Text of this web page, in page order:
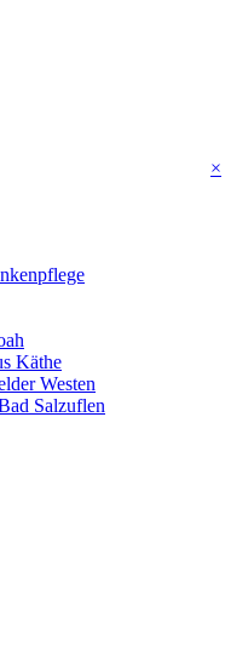
×
Käthe
Westen
Salzuflen